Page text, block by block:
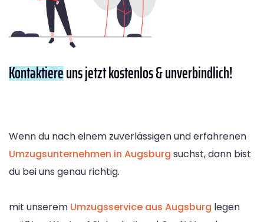
Kontaktiereuns jetzt kostenlos & unverbindlich!
Wenn du nach einem zuverlässigen und erfahrenen
Umzugsunternehmen in Augsburg suchst, dann bist
du bei uns genau richtig.
mit unserem Umzugsservice aus Augsburg legen